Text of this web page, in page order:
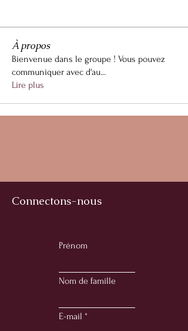
À propos
Bienvenue dans le groupe ! Vous pouvez
communiquer avec d'au...
Lire plus
Connectons-nous
Prénom
Nom de famille
E-mail